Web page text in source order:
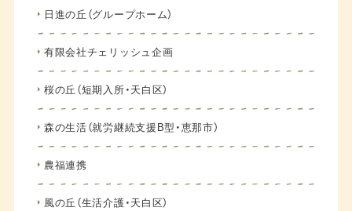
日進の丘（グループホーム）
有限会社チェリッシュ企画
桜の丘（短期入所・天白区）
森の生活（就労継続支援B型・恵那市）
農福連携
風の丘（生活介護・天白区）